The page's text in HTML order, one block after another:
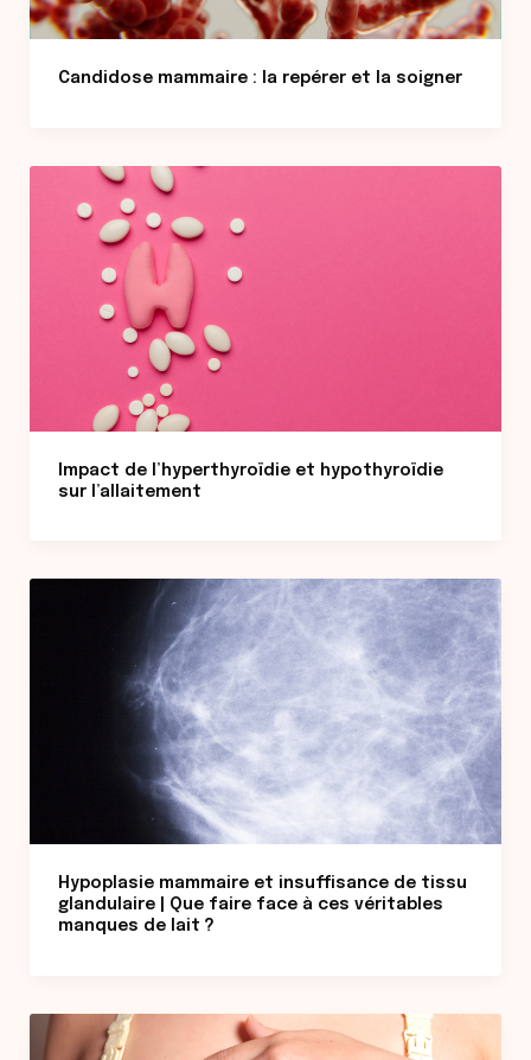
Candidose mammaire : la repérer et la soigner
Impact de l’hyperthyroïdie et hypothyroïdie
sur l’allaitement
Hypoplasie mammaire et insuffisance de tissu
glandulaire | Que faire face à ces véritables
manques de lait ?